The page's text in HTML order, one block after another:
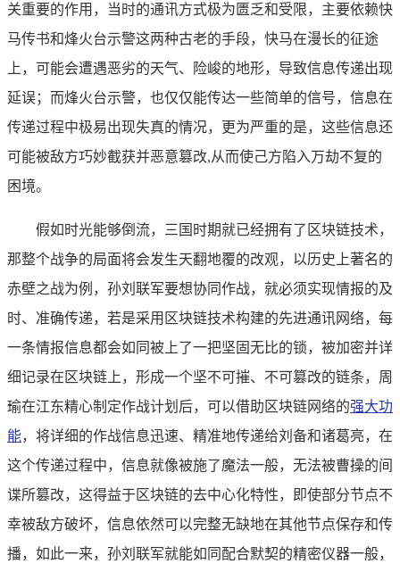
关重要的作用，当时的通讯方式极为匮乏和受限，主要依赖快
马传书和烽火台示警这两种古老的手段，快马在漫长的征途
上，可能会遭遇恶劣的天气、险峻的地形，导致信息传递出现
延误；而烽火台示警，也仅仅能传达一些简单的信号，信息在
传递过程中极易出现失真的情况，更为严重的是，这些信息还
可能被敌方巧妙截获并恶意篡改,从而使己方陷入万劫不复的
困境。
假如时光能够倒流，三国时期就已经拥有了区块链技术，
那整个战争的局面将会发生天翻地覆的改观，以历史上著名的
赤壁之战为例，孙刘联军要想协同作战，就必须实现情报的及
时、准确传递，若是采用区块链技术构建的先进通讯网络，每
一条情报信息都会如同被上了一把坚固无比的锁，被加密并详
细记录在区块链上，形成一个坚不可摧、不可篡改的链条，周
瑜在江东精心制定作战计划后，可以借助区块链网络的强大功
能，将详细的作战信息迅速、精准地传递给刘备和诸葛亮，在
这个传递过程中，信息就像被施了魔法一般，无法被曹操的间
谍所篡改，这得益于区块链的去中心化特性，即使部分节点不
幸被敌方破坏，信息依然可以完整无缺地在其他节点保存和传
播，如此一来，孙刘联军就能如同配合默契的精密仪器一般，